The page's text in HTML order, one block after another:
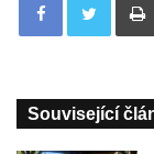
Související